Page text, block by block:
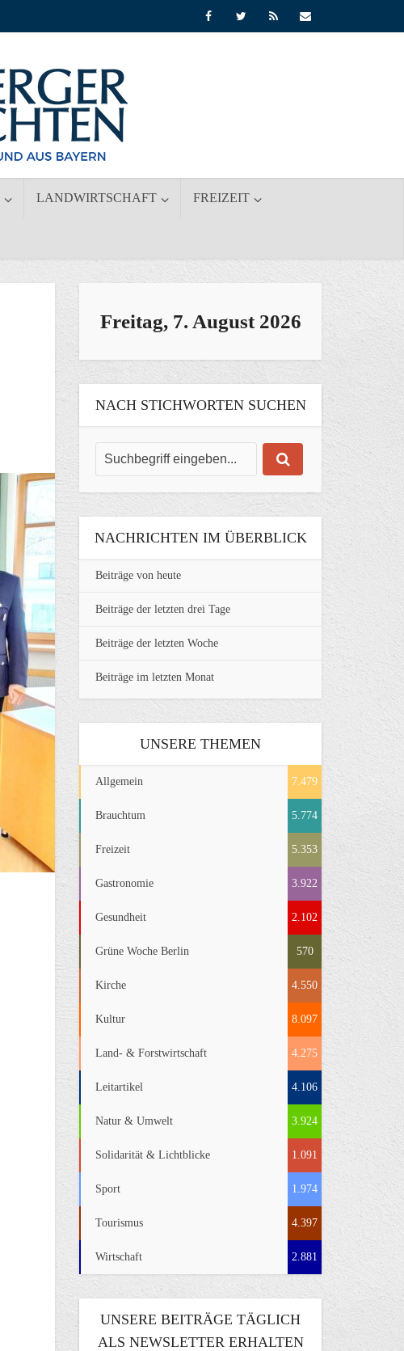
LANDWIRTSCHAFT FREIZEIT
Freitag, 7. August 2026
NACH STICHWORTEN SUCHEN
NACHRICHTEN IM ÜBERBLICK
Beiträge von heute
Beiträge der letzten drei Tage
Beiträge der letzten Woche
Beiträge im letzten Monat
UNSERE THEMEN
Allgemein 7.479
Brauchtum 5.774
Freizeit 5.353
Gastronomie 3.922
Gesundheit 2.102
Grüne Woche Berlin 570
Kirche 4.550
Kultur 8.097
Land- & Forstwirtschaft 4.275
Leitartikel 4.106
Natur & Umwelt 3.924
Solidarität & Lichtblicke 1.091
Sport 1.974
Tourismus 4.397
Wirtschaft 2.881
UNSERE BEITRÄGE TÄGLICH
ALS NEWSLETTER ERHALTEN